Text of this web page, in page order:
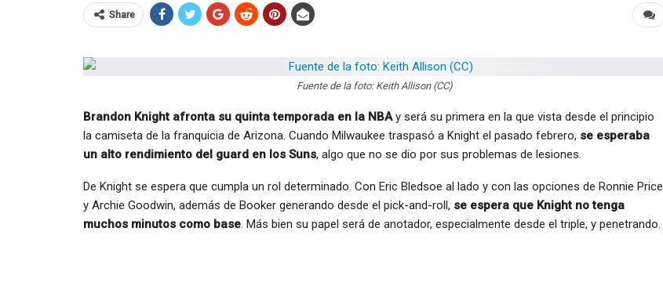
Share
Fuente de la foto: Keith Allison (CC)
Brandon Knight afronta su quinta temporada en la NBAy será su primera en la que vista desde el principio
la camiseta de la franquicia de Arizona. Cuando Milwaukee traspasó a Knight el pasado febrero, se esperaba
un alto rendimiento del guard en los Suns, algo que no se dio por sus problemas de lesiones.
De Knight se espera que cumpla un rol determinado. Con Eric Bledsoe al lado y con las opciones de Ronnie Price
y Archie Goodwin, además de Booker generando desde el pick-and-roll, se espera que Knight no tenga
muchos minutos como base. Más bien su papel será de anotador, especialmente desde el triple, y penetrando.